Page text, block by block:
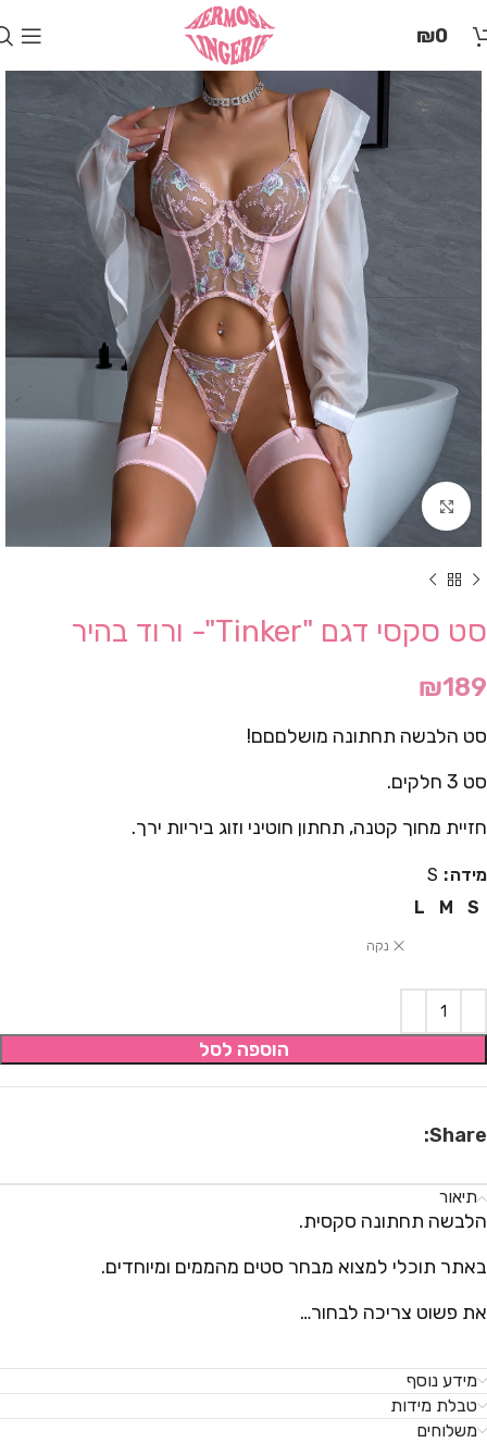
זֶה
מַעֲרֶכֶת
"המרכז
הישראלי
לְהַנְגָּשָׁת
הַמְּסַיַּעַת
הָאֲתָר.
לְחַץ
ALT+0
₪0
Click to enlarge
סט סקסי דגם "Tinker"- ורוד בהיר
₪189
סט הלבשה תחתונה מושלםםם!
סט 3 חלקים.
חזיית מחוך קטנה, תחתון חוטיני וזוג ביריות ירך.
מידה
S
S
M
L
נקה
הוספה לסל
Share:
תיאור
הלבשה תחתונה סקסית.
באתר תוכלי למצוא מבחר סטים מהממים ומיוחדים.
את פשוט צריכה לבחור…
מידע נוסף
טבלת מידות
משלוחים